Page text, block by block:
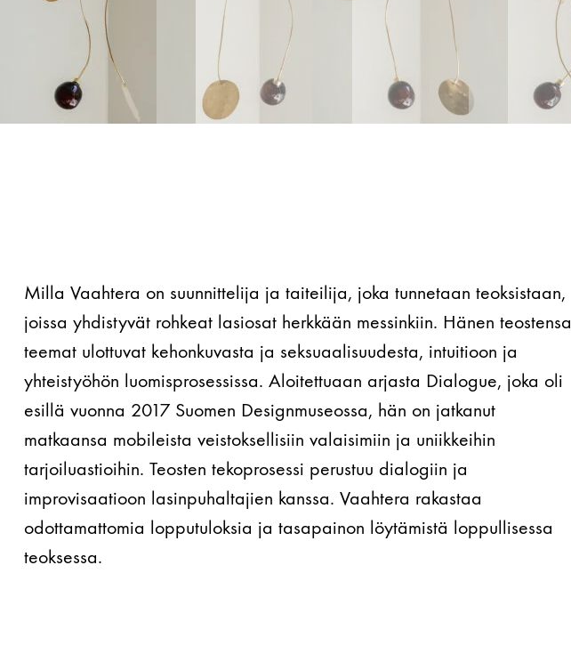
Milla Vaahtera on suunnittelija ja taiteilija, joka tunnetaan teoksistaan,
joissa yhdistyvät rohkeat lasiosat herkkään messinkiin. Hänen teostensa
teemat ulottuvat kehonkuvasta ja seksuaalisuudesta, intuitioon ja
yhteistyöhön luomisprosessissa. Aloitettuaan arjasta Dialogue, joka oli
esillä vuonna 2017 Suomen Designmuseossa, hän on jatkanut
matkaansa mobileista veistoksellisiin valaisimiin ja uniikkeihin
tarjoiluastioihin. Teosten tekoprosessi perustuu dialogiin ja
improvisaatioon lasinpuhaltajien kanssa. Vaahtera rakastaa
odottamattomia lopputuloksia ja tasapainon löytämistä loppullisessa
teoksessa.